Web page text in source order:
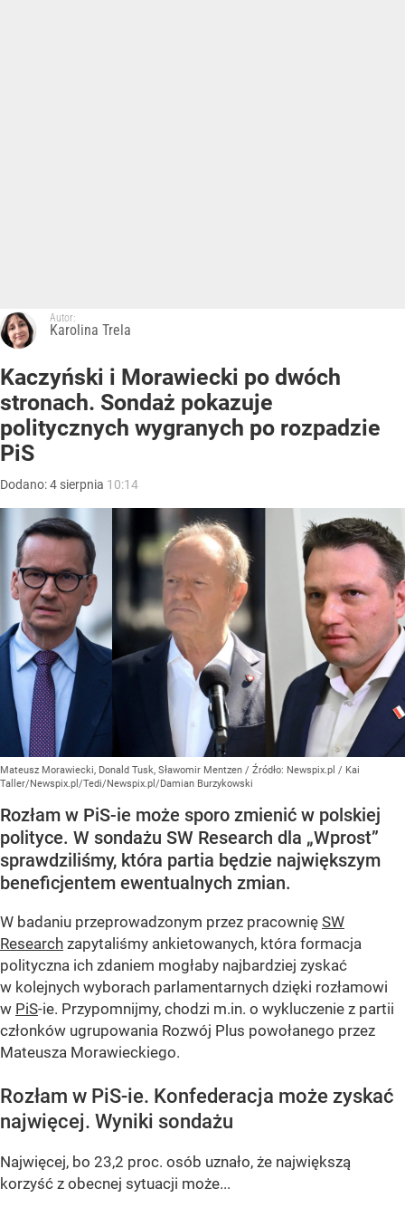
Autor:
Karolina Trela
Kaczyński i Morawiecki po dwóch
stronach. Sondaż pokazuje
politycznych wygranych po rozpadzie
PiS
Dodano:4 sierpnia 10:14
Mateusz Morawiecki, Donald Tusk, Sławomir Mentzen / Źródło: Newspix.pl / Kai
Taller/Newspix.pl/Tedi/Newspix.pl/Damian Burzykowski
Rozłam w PiS-ie może sporo zmienić w polskiej
polityce. W sondażu SW Research dla „Wprost”
sprawdziliśmy, która partia będzie największym
beneficjentem ewentualnych zmian.
W badaniu przeprowadzonym przez pracownię SW
Research zapytaliśmy ankietowanych, która formacja
polityczna ich zdaniem mogłaby najbardziej zyskać
w kolejnych wyborach parlamentarnych dzięki rozłamowi
w PiS-ie. Przypomnijmy, chodzi m.in. o wykluczenie z partii
członków ugrupowania Rozwój Plus powołanego przez
Mateusza Morawieckiego.
Rozłam w PiS-ie. Konfederacja może zyskać
najwięcej. Wyniki sondażu
Najwięcej, bo 23,2 proc. osób uznało, że największą
korzyść z obecnej sytuacji może...